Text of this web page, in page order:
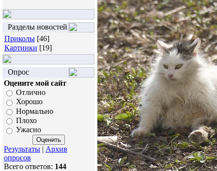
Разделы новостей
Приколы [46]
Картинки [19]
Опрос
Оцените мой сайт
Отлично
Хорошо
Нормально
Плохо
Ужасно
Результаты | Архив
опросов
Всего ответов: 144